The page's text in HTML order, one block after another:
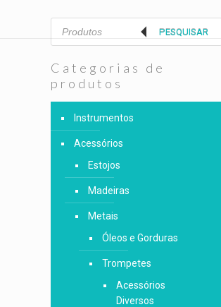
Products
search
PESQUISAR
Categorias de
produtos
Instrumentos
Acessórios
Estojos
Madeiras
Metais
Óleos e Gorduras
Trompetes
Acessórios
Diversos